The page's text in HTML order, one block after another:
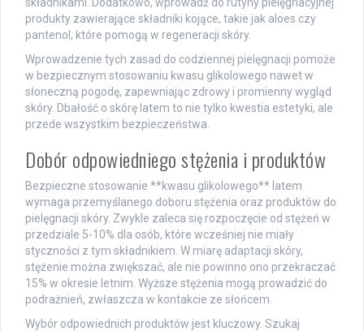
produkty zawierające składniki kojące, takie jak aloes czy
pantenol, które pomogą w regeneracji skóry.
Wprowadzenie tych zasad do codziennej pielęgnacji pomoże
w bezpiecznym stosowaniu kwasu glikolowego nawet w
słoneczną pogodę, zapewniając zdrowy i promienny wygląd
skóry. Dbałość o skórę latem to nie tylko kwestia estetyki, ale
przede wszystkim bezpieczeństwa.
Dobór odpowiedniego stężenia i produktów
Bezpieczne stosowanie **kwasu glikolowego** latem
wymaga przemyślanego doboru stężenia oraz produktów do
pielęgnacji skóry. Zwykle zaleca się rozpoczęcie od stężeń w
przedziale 5-10% dla osób, które wcześniej nie miały
styczności z tym składnikiem. W miarę adaptacji skóry,
stężenie można zwiększać, ale nie powinno ono przekraczać
15% w okresie letnim. Wyższe stężenia mogą prowadzić do
podrażnień, zwłaszcza w kontakcie ze słońcem.
Wybór odpowiednich produktów jest kluczowy. Szukaj